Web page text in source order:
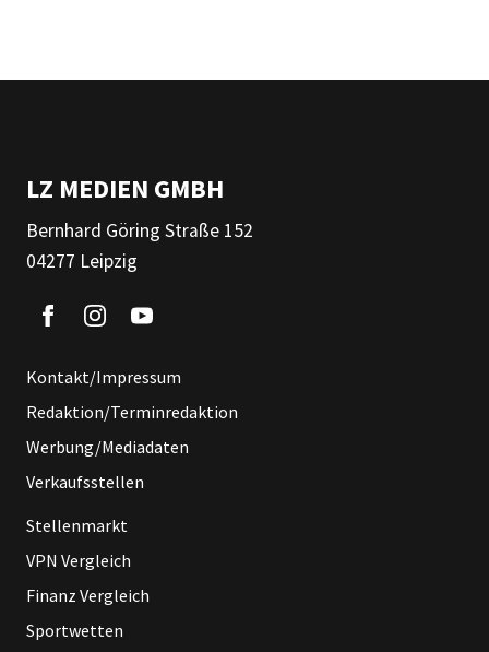
LZ MEDIEN GMBH
Bernhard Göring Straße 152
04277 Leipzig
Kontakt/Impressum
Redaktion/Terminredaktion
Werbung/Mediadaten
Verkaufsstellen
Stellenmarkt
VPN Vergleich
Finanz Vergleich
Sportwetten